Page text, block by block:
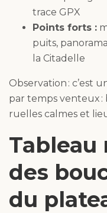
trace GPX
Points forts :
puits,
la Citadelle
Observation : c’est
par temps venteux :
ruelles calmes et
des
du